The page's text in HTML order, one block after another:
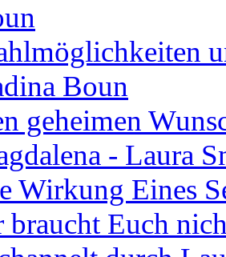
Boun
geheimen
- Laura
Wirkung Eines
braucht Euch